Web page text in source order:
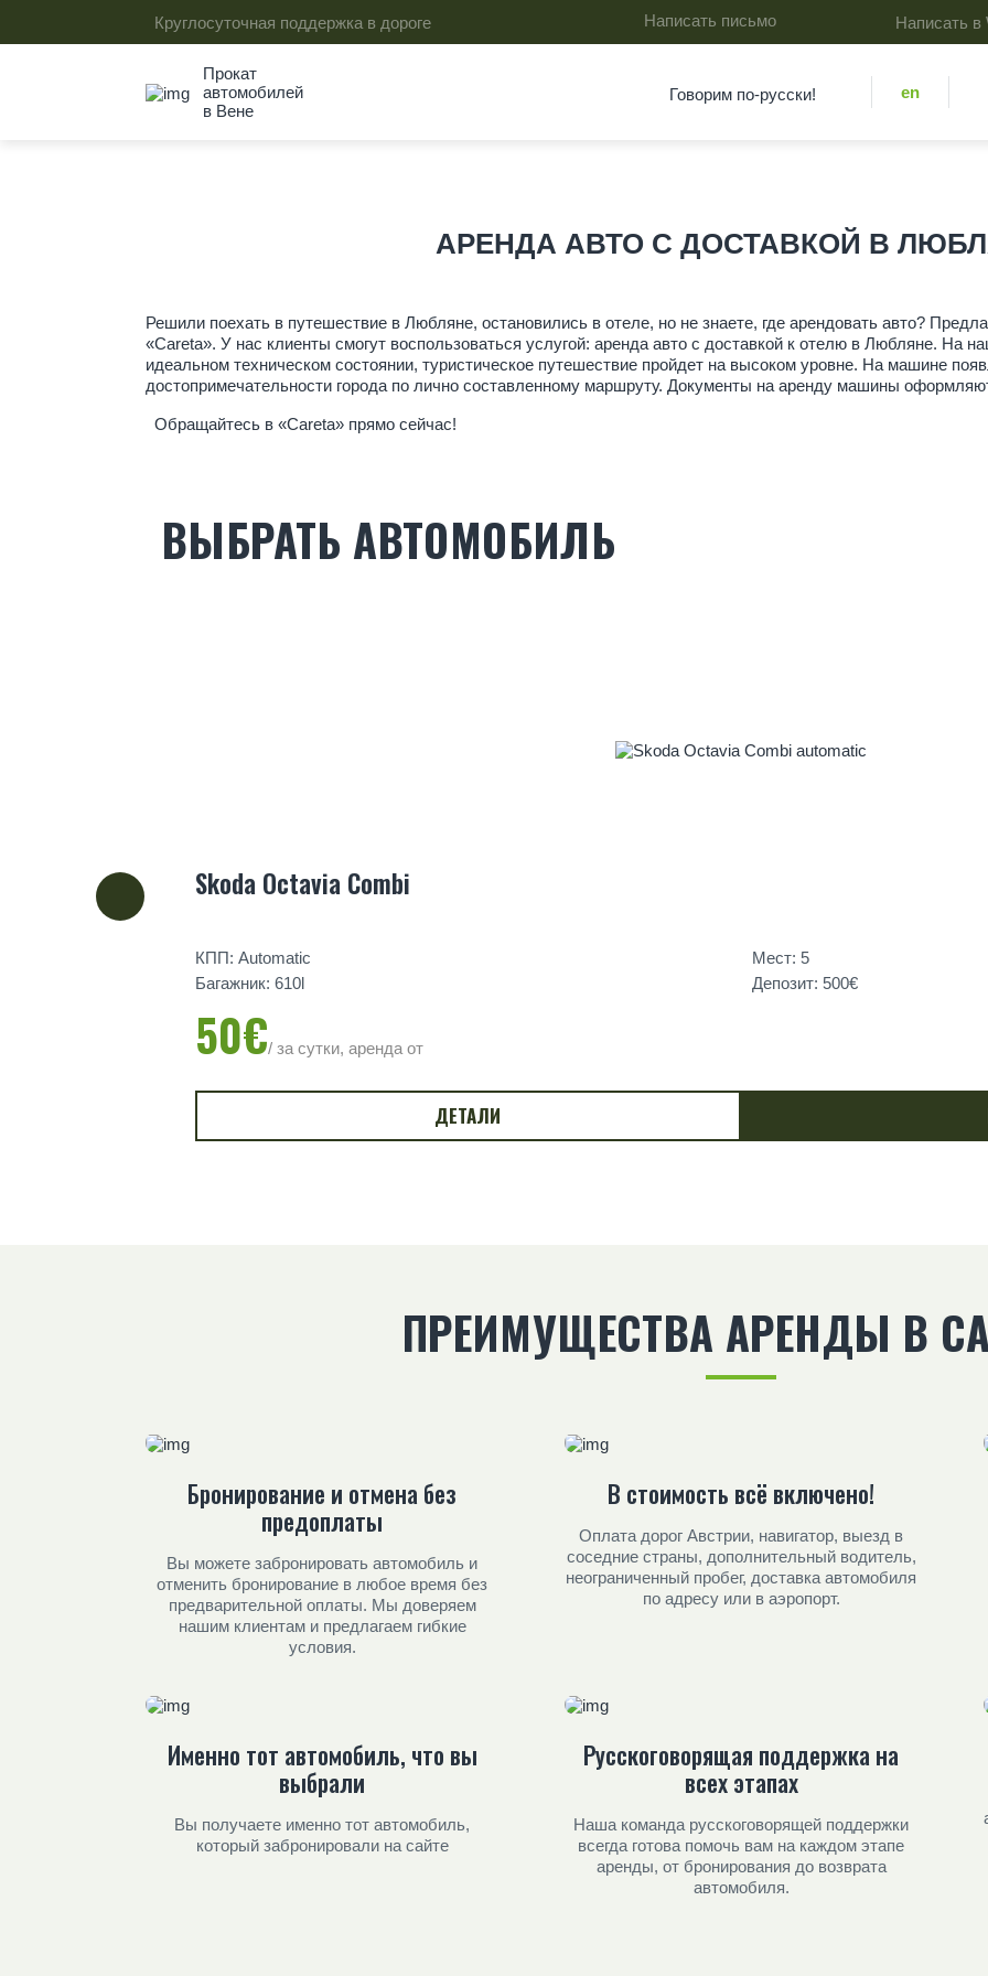
Круглосуточная поддержка в дороге Написать письмо Написать в
Прокат
автомобилей
в Вене
Говорим по-русски! en
АРЕНДА АВТО С ДОСТАВКОЙ В
Решили поехать в путешествие в Любляне, остановились в отеле, но не знаете, где арендовать авто?
«Careta». У нас клиенты смогут воспользоваться услугой: аренда авто с доставкой к отелю в Любляне. На
идеальном техническом состоянии, туристическое путешествие пройдет на высоком уровне. На машине
достопримечательности города по лично составленному маршруту. Документы на аренду машины
Обращайтесь в «Careta» прямо сейчас!
ВЫБРАТЬ АВТОМОБИЛЬ
Skoda Octavia Combi
КПП: Automatic
Мест: 5
Багажник: 610l
Депозит: 500€
50€/ за сутки, аренда от
ДЕТАЛИ
ПРЕИМУЩЕСТВА АРЕНДЫ В
Бронирование и отмена без
предоплаты
Вы можете забронировать автомобиль и
отменить бронирование в любое время без
предварительной оплаты. Мы доверяем
нашим клиентам и предлагаем гибкие
условия.
В стоимость всё включено!
Оплата дорог Австрии, навигатор, выезд в
соседние страны, дополнительный водитель,
неограниченный пробег, доставка автомобиля
по адресу или в аэропорт.
Именно тот автомобиль, что вы
выбрали
Вы получаете именно тот автомобиль,
который забронировали на сайте
Русскоговорящая поддержка на
всех этапах
Наша команда русскоговорящей поддержки
всегда готова помочь вам на каждом этапе
аренды, от бронирования до возврата
автомобиля.